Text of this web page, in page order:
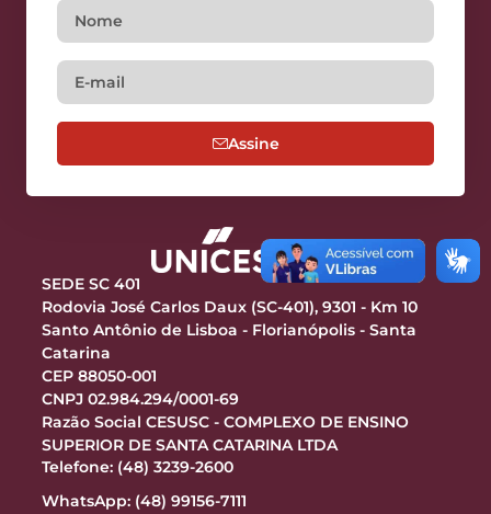
Assine
SEDE SC 401
Rodovia José Carlos Daux (SC-401), 9301 - Km 10
Santo Antônio de Lisboa - Florianópolis - Santa
Catarina
CEP 88050-001
CNPJ 02.984.294/0001-69
Razão Social CESUSC - COMPLEXO DE ENSINO
SUPERIOR DE SANTA CATARINA LTDA
Telefone: (48) 3239-2600
WhatsApp: (48) 99156-7111